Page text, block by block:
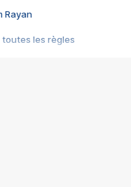
Rayan
toutes les règles